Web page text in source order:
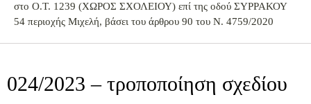
στο Ο.Τ. 1239 (ΧΩΡΟΣ ΣΧΟΛΕΙΟΥ) επί της οδού ΣΥΡΡΑΚΟΥ
54 περιοχής Μιχελή, βάσει του άρθρου 90 του Ν. 4759/2020
024/2023 – τροποποίηση σχεδίου